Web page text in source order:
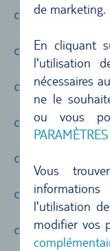
de marketing.
En cliquant
l'utilisation
nécessaires
ne le
ou vous
Vous
l'utilisation
modifier vos
check-in at OK
check-in at AVIS
check-in at KEY N
check-in at
check-in at Hertz,
check-in at TOP
check-in at